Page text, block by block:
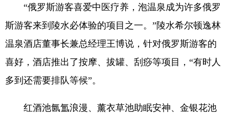
“俄罗斯游客喜爱中医疗养，泡温泉成为许多俄罗
斯游客来到陵水必体验的项目之一。”陵水希尔顿逸林
温泉酒店董事长兼总经理王博说，针对俄罗斯游客的
喜好，酒店推出了按摩、拔罐、刮痧等项目，“有时人
多到还需要排队等候”。
红酒池氤氲浪漫、薰衣草池助眠安神、金银花池